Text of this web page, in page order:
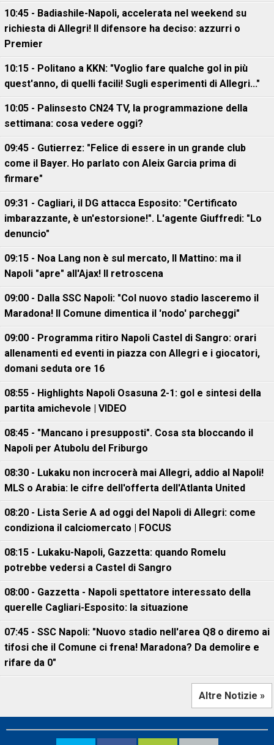
10:45 - Badiashile-Napoli, accelerata nel weekend su
richiesta di Allegri! Il difensore ha deciso: azzurri o
Premier
10:15 - Politano a KKN: "Voglio fare qualche gol in più
quest'anno, di quelli facili! Sugli esperimenti di Allegri..."
10:05 - Palinsesto CN24 TV, la programmazione della
settimana: cosa vedere oggi?
09:45 - Gutierrez: "Felice di essere in un grande club
come il Bayer. Ho parlato con Aleix Garcia prima di
firmare"
09:31 - Cagliari, il DG attacca Esposito: "Certificato
imbarazzante, è un'estorsione!". L'agente Giuffredi: "Lo
denuncio"
09:15 - Noa Lang non è sul mercato, Il Mattino: ma il
Napoli "apre" all'Ajax! Il retroscena
09:00 - Dalla SSC Napoli: "Col nuovo stadio lasceremo il
Maradona! Il Comune dimentica il 'nodo' parcheggi"
09:00 - Programma ritiro Napoli Castel di Sangro: orari
allenamenti ed eventi in piazza con Allegri e i giocatori,
domani seduta ore 16
08:55 - Highlights Napoli Osasuna 2-1: gol e sintesi della
partita amichevole | VIDEO
08:45 - "Mancano i presupposti". Cosa sta bloccando il
Napoli per Atubolu del Friburgo
08:30 - Lukaku non incrocerà mai Allegri, addio al Napoli!
MLS o Arabia: le cifre dell'offerta dell'Atlanta United
08:20 - Lista Serie A ad oggi del Napoli di Allegri: come
condiziona il calciomercato | FOCUS
08:15 - Lukaku-Napoli, Gazzetta: quando Romelu
potrebbe vedersi a Castel di Sangro
08:00 - Gazzetta - Napoli spettatore interessato della
querelle Cagliari-Esposito: la situazione
07:45 - SSC Napoli: "Nuovo stadio nell'area Q8 o diremo ai
tifosi che il Comune ci frena! Maradona? Da demolire e
rifare da 0"
Altre Notizie »